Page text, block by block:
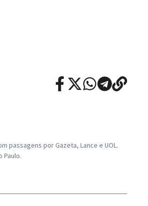
passagens por Gazeta, Lance e UOL.
Paulo.